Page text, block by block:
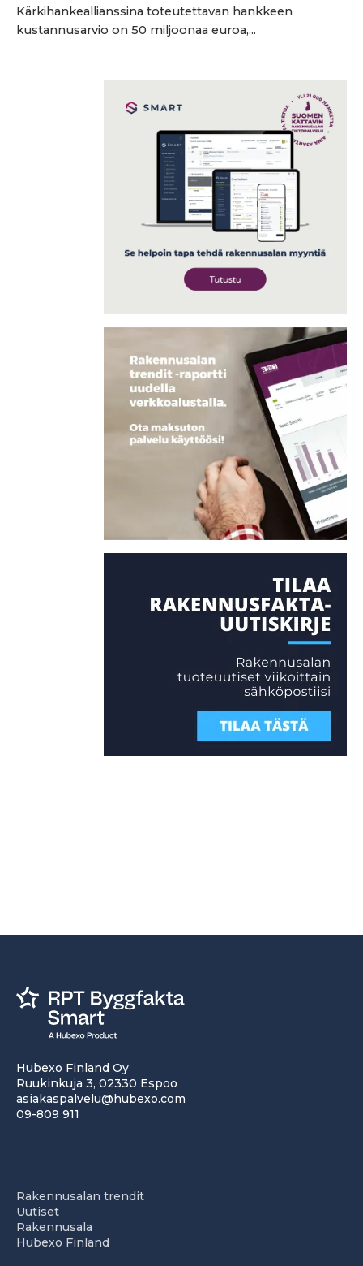
Kärkihankeallianssina toteutettavan hankkeen
kustannusarvio on 50 miljoonaa euroa,...
Hubexo Finland Oy
Ruukinkuja 3, 02330 Espoo
asiakaspalvelu@hubexo.com
09-809 911
Rakennusalan trendit
Uutiset
Rakennusala
Hubexo Finland